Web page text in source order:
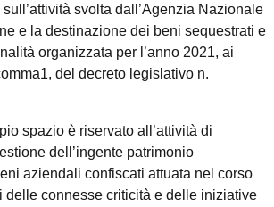
svolta dall’Agenzia Nazionale
e la destinazione dei beni sequestrati e
organizzata per l’anno 2021, ai
del decreto legislativo n.
spazio è riservato all’attività di
dell’ingente patrimonio
aziendali confiscati attuata nel corso
delle connesse criticità e delle iniziative